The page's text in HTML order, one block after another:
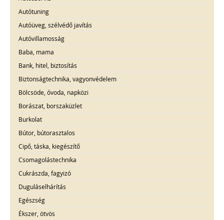
Autótuning
Autóüveg, szélvédő javítás
Autóvillamosság
Baba, mama
Bank, hitel, biztosítás
Biztonságtechnika, vagyonvédelem
Bölcsöde, óvoda, napközi
Borászat, borszaküzlet
Burkolat
Bútor, bútorasztalos
Cipő, táska, kiegészítő
Csomagolástechnika
Cukrászda, fagyizó
Duguláselhárítás
Egészség
Ékszer, ötvös